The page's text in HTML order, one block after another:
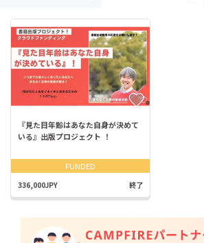
『見た目年齢はあなた自身が決めて
いる』出版プロジェクト ！
FUNDED
336,000JPY 終了